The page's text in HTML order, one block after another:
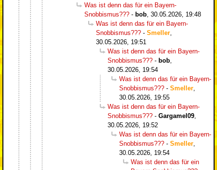
Was ist denn das für ein Bayern-
Snobbismus??? - bob 30.05.2026, 19:48
Was ist denn das für ein Bayern-
Snobbismus??? - Smeller
30.05.2026, 19:51
Was ist denn das für ein Bayern-
Snobbismus??? - bob
30.05.2026, 19:54
Was ist denn das für ein Bayern-
Snobbismus??? - Smeller
30.05.2026, 19:55
Was ist denn das für ein Bayern-
Snobbismus??? - Gargamel09
30.05.2026, 19:52
Was ist denn das für ein Bayern-
Snobbismus??? - Smeller
30.05.2026, 19:54
Was ist denn das für ein